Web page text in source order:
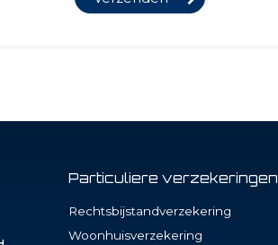
Particuliere verzekeringen
Rechtsbijstandverzekering
Woonhuisverzekering